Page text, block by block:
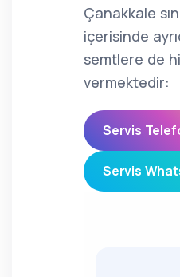
Çanakkale
içerisinde
semtlere de
vermektedir:
Servis
Servis